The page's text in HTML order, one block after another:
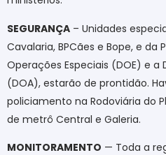
SEGURANÇA – Unidades
Cavalaria, BPCães e Bope, e da
Operações Especiais (DOE) e a
(DOA), estarão de prontidão.
policiamento na Rodoviária do
de metrô Central e Galeria.
MONITORAMENTO — Toda a